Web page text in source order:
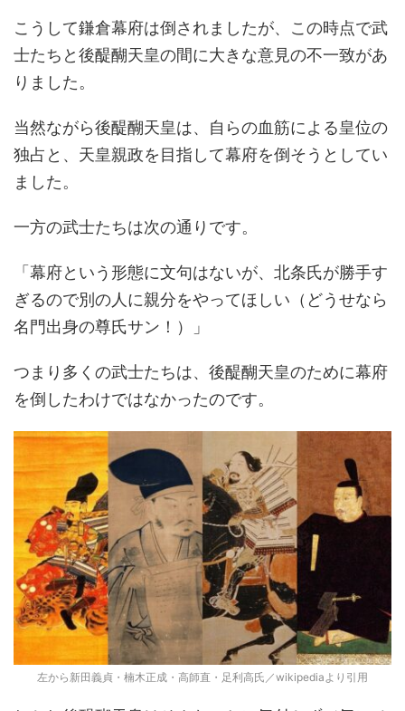
こうして鎌倉幕府は倒されましたが、この時点で武
士たちと後醍醐天皇の間に大きな意見の不一致があ
りました。
当然ながら後醍醐天皇は、自らの血筋による皇位の
独占と、天皇親政を目指して幕府を倒そうとしてい
ました。
一方の武士たちは次の通りです。
「幕府という形態に文句はないが、北条氏が勝手す
ぎるので別の人に親分をやってほしい（どうせなら
名門出身の尊氏サン！）」
つまり多くの武士たちは、後醍醐天皇のために幕府
を倒したわけではなかったのです。
左から新田義貞・楠木正成・高師直・足利高氏／wikipediaより引用